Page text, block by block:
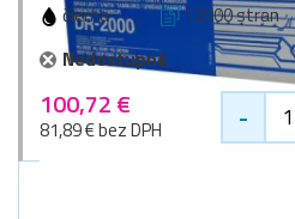
čierna 12000 stran
Nedostupné
100,72 €
81,89 € bez DPH -